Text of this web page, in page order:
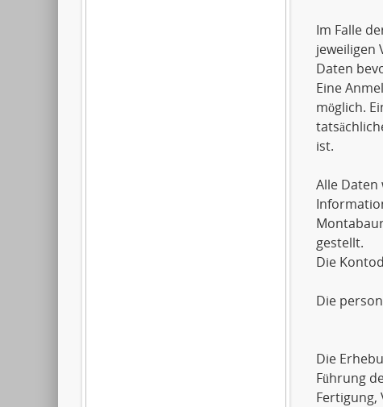
Im Falle
jeweiligen
Daten
Eine
möglich.
ist.
Alle
gestellt.
Die
Die
Die
Führung
Fertigung,